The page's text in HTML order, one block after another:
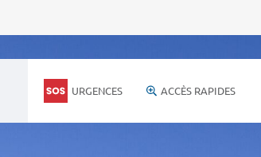
URGENCES ACCÈS RAPIDES